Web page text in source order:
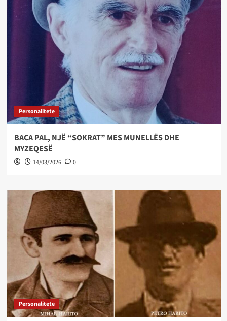
Personalitete
BACA PAL, NJË “SOKRAT” MES MUNELLËS DHE
MYZEQESË
14/03/2026 0
Personalitete